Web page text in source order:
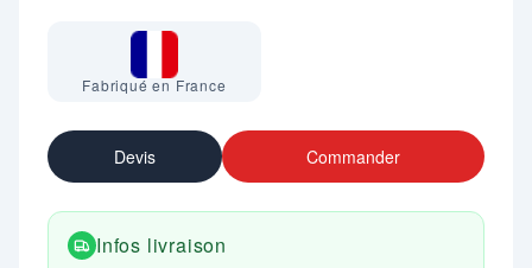
Fabriqué en France
Devis Commander
Infos livraison